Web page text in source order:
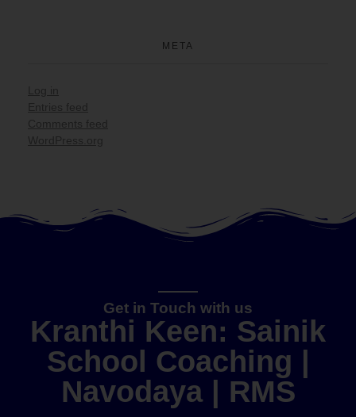
META
Log in
Entries feed
Comments feed
WordPress.org
Get in Touch with us
Kranthi Keen: Sainik
School Coaching |
Navodaya | RMS